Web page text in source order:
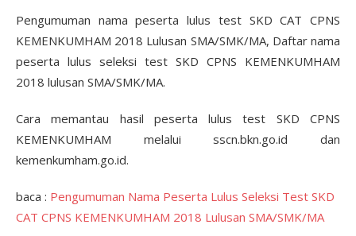
Pengumuman nama peserta lulus test SKD CAT CPNS
KEMENKUMHAM 2018 Lulusan SMA/SMK/MA, Daftar nama
peserta lulus seleksi test SKD CPNS KEMENKUMHAM
2018 lulusan SMA/SMK/MA.
Cara memantau hasil peserta lulus test SKD CPNS
KEMENKUMHAM melalui sscn.bkn.go.id dan
kemenkumham.go.id.
baca : Pengumuman Nama Peserta Lulus Seleksi Test SKD
CAT CPNS KEMENKUMHAM 2018 Lulusan SMA/SMK/MA